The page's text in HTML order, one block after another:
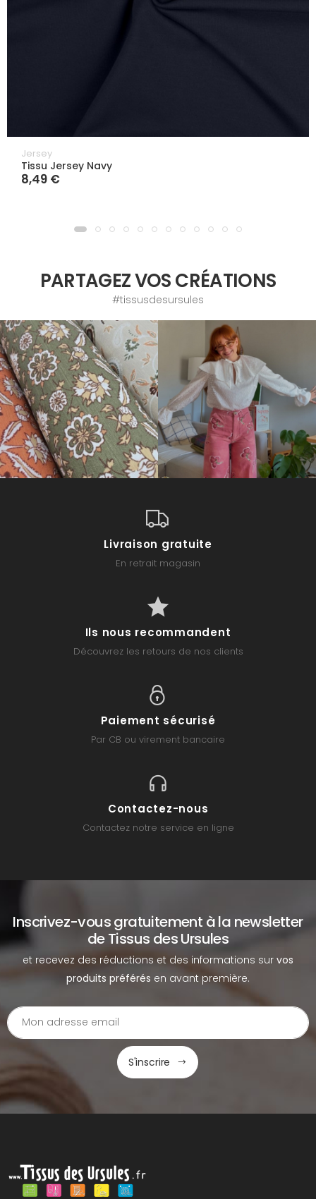
Jersey
Tissu Jersey Navy
8,49 €
PARTAGEZ VOS CRÉATIONS
#tissusdesursules
Livraison gratuite
En retrait magasin
Ils nous recommandent
Découvrez les retours de nos clients
Paiement sécurisé
Par CB ou virement bancaire
Contactez-nous
Contactez notre service en ligne
Inscrivez-vous gratuitement à la newsletter
de Tissus des Ursules
et recevez des réductions et des informations sur vos
produits préférés en avant première.
S'inscrire